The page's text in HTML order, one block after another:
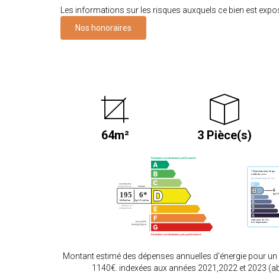
Les informations sur les risques auxquels ce bien est
Nos honoraires
64m² 3 Pièce(s)
Montant estimé des dépenses annuelles d'énergie pour
1140€. indexées aux années 2021,2022 et 2023